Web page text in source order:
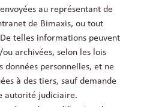
au représentant de
de Bimaxis, ou tout
telles informations peuvent
archivées, selon les lois
données personnelles, et ne
à des tiers, sauf demande
autorité judiciaire.